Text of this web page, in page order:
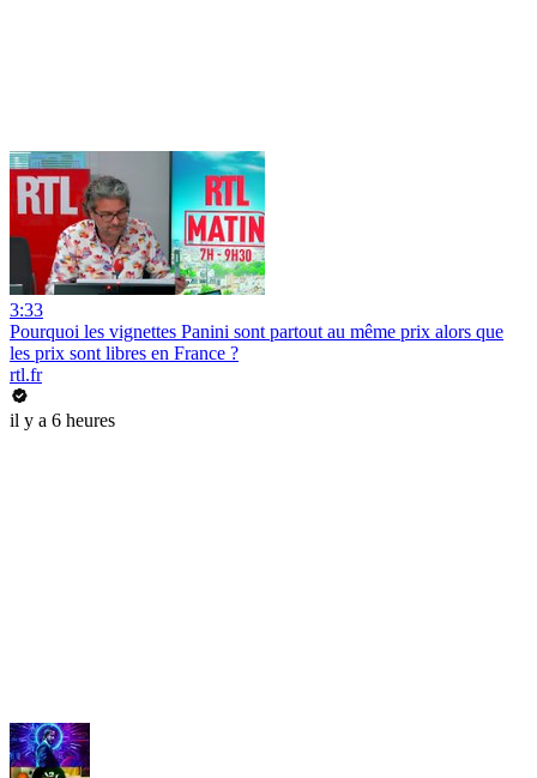
3:33
Pourquoi les vignettes Panini sont partout au même prix alors que
les prix sont libres en France ?
rtl.fr
il y a 6 heures